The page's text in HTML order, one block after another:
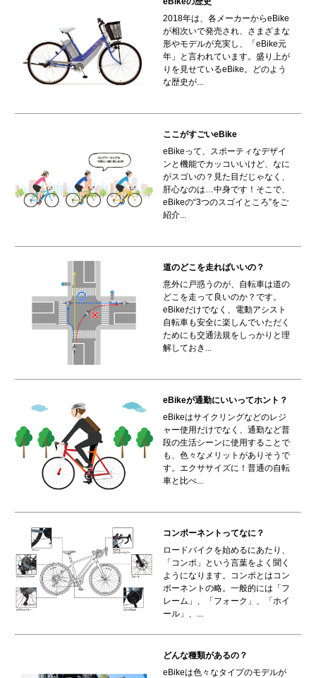
2018年は、各メーカーからeBike
が相次いで発売され、さまざまな
形やモデルが充実し、「eBike元
年」と言われています。盛り上が
りを見せているeBike。どのよう
な歴史が...
ここがすごいeBike
eBikeって、スポーティなデザイ
ンと機能でカッコいいけど、なに
がスゴいの？見た目だじゃなく、
肝心なのは…中身です！そこで、
eBikeの“3つのスゴイところ”をご
紹介...
道のどこを走ればいいの？
意外に戸惑うのが、自転車は道の
どこを走って良いのか？です。
eBikeだけでなく、電動アシスト
自転車も安全に楽しんでいただく
ためにも交通法規をしっかりと理
解しておき...
eBikeが通勤にいいってホント？
eBikeはサイクリングなどのレジ
ャー使用だけでなく、通勤など普
段の生活シーンに使用することで
も、色々なメリットがありそうで
す。エクササイズに！普通の自転
車と比べ...
コンポーネントってなに？
ロードバイクを始めるにあたり、
「コンポ」という言葉をよく聞く
ようになります。コンポとはコン
ポーネントの略。一般的には「フ
レーム」、「フォーク」、「ホイ
ール」、...
どんな種類があるの？
eBikeは色々なタイプのモデルが